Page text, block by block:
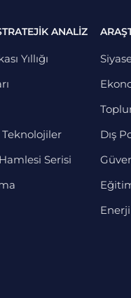
ANALİZ
Yıllığı
Serisi
Dış
Enerji